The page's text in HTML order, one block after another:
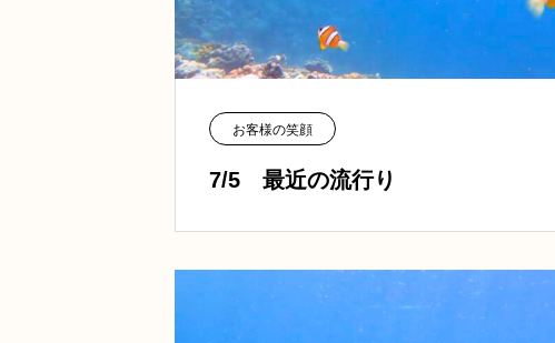
お客様の笑顔
7/5 最近の流行り